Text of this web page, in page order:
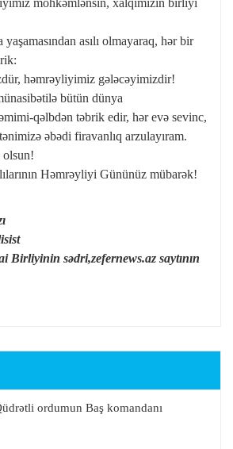
yaşamasından asılı olmayaraq, hər bir
həmrəyliyimiz gələcəyimizdir!
bütün dünya
qəlbdən təbrik edir, hər evə sevinc,
əbədi firavanlıq arzulayıram.
Həmrəyliyi Gününüz mübarək!
Birliyinin sədri,zefernews.az saytının
ordumun Baş komandanı